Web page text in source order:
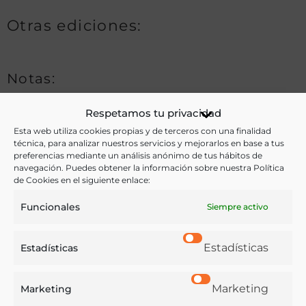
Respetamos tu privacidad
Esta web utiliza cookies propias y de terceros con una finalidad
técnica, para analizar nuestros servicios y mejorarlos en base a tus
preferencias mediante un análisis anónimo de tus hábitos de
navegación. Puedes obtener la información sobre nuestra Política
de Cookies en el siguiente enlace:
Funcionales Siempre activo
Estadísticas Estadísticas
Marketing Marketing
Otras ediciones:
Notas:
Ver más libros de estas materias:
Apicultura ,Dietética y nutrición,Ganadería,Historia
Industria y Tecnología
Ver más libros con las palabras clave:
Apicultura,Avicultura Concursos,España,Exposición